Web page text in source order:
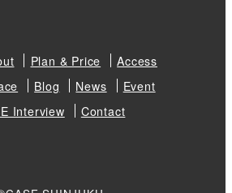
Plan & Price
Access
Blog News
Event
Interview
Contact